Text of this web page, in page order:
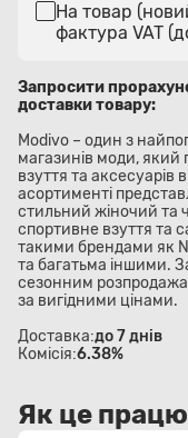
На товар
фактура VAT
Запросити
доставки товару:
Modivo – один з
магазинів моди, який
взуття та аксесуарів
асортименті
стильний жіночий та
спортивне взуття та
такими брендами як
та багатьма іншими.
сезонним
за вигідними цінами.
Доставка:до 7 днів
Комісія:6.38%
Як це